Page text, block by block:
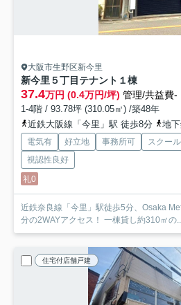
大阪市生野区新今里
新今里５丁目テナント １棟
37.4万円 (0.4万円/坪) 管理/共益費-
1-4階 / 93.78坪 (310.05㎡) /築48年
近鉄大阪線「今里」駅 徒歩8分
地下
電気有 好立地 事務所可 スクー
視認性良好
礼0
近鉄奈良線「今里」駅徒歩5分、Osaka
分の2WAYアクセス！ 一棟貸し約310㎡の
住宅付店舗戸建